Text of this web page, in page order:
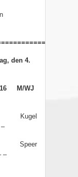
den 4.
M/WJ
Kugel
Speer
–